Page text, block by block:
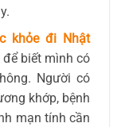
khỏe đi Nhật
để biết mình có
Người có
khớp, bệnh
mạn tính cần